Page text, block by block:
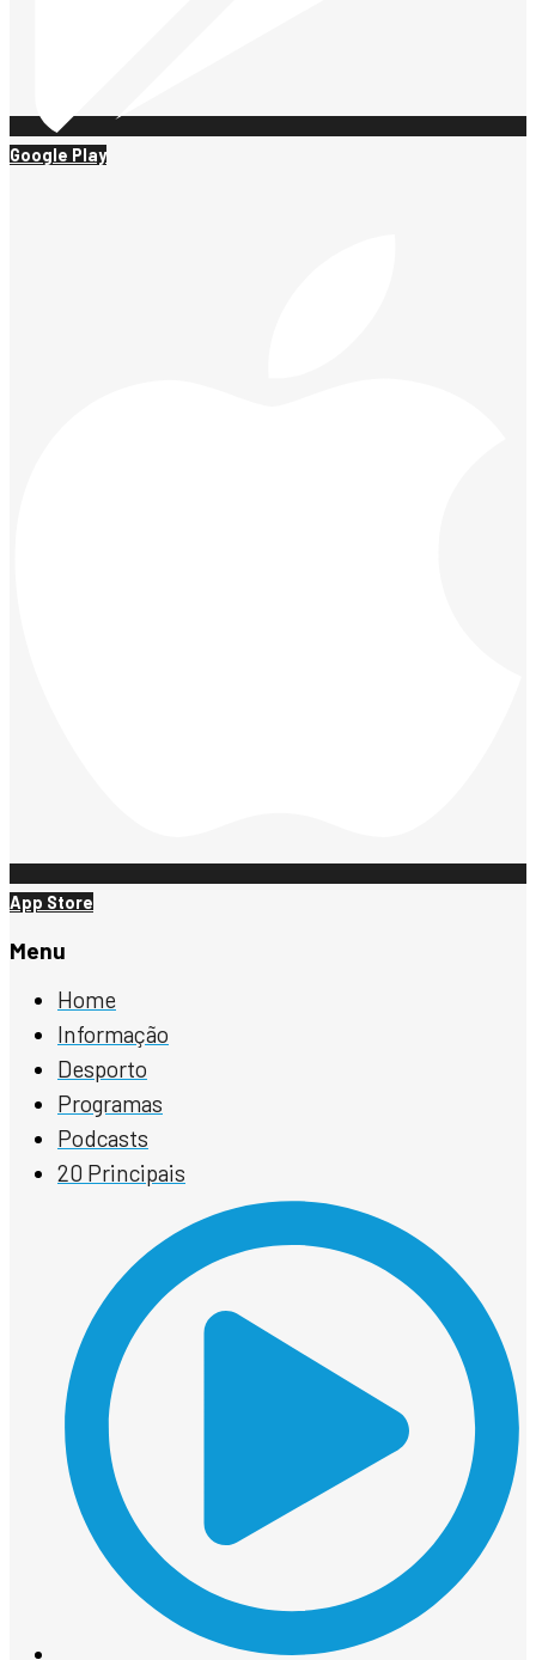
Google Play
App Store
Menu
Home
Informação
Desporto
Programas
Podcasts
20 Principais